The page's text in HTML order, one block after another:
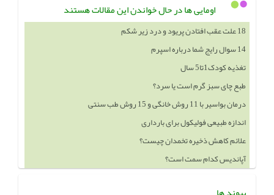
اومایی ها در حال خواندن این مقالات هستند
14 سوال رایج شما درباره اسپرم
تغذیه کودک1تا5 سال
طبع چای سبز گرم است یا سرد؟
درمان بواسیر با 11 روش خانگی و 15 روش طب سنتی
اندازه طبیعی فولیکول برای بارداری
علائم کاهش ذخیره تخمدان چیست؟
آپاندیس کدام سمت است؟
خوردن چه چيزهايي باعث بزرگ شدن سينه ميشود